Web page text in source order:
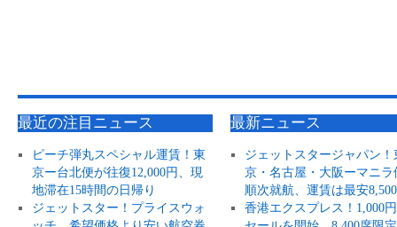
最近の注目ニュース
ピーチ弾丸スペシャル運賃！東
京ー台北便が往復12,000円、現
地滞在15時間の日帰り
ジェットスター！プライスウォ
最新ニュース
ジェットスタージャパン！
京・名古屋・大阪ーマニラ
順次就航、運賃は最安
香港エクスプレス！1,000